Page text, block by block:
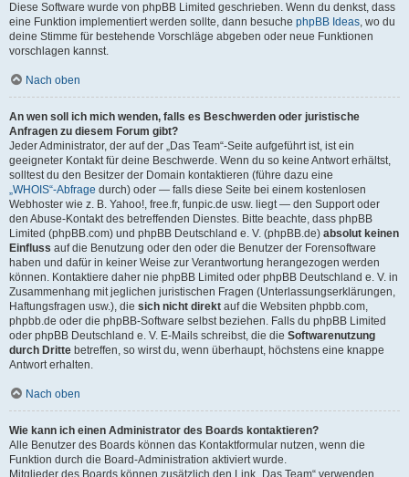
Diese Software wurde von phpBB Limited geschrieben. Wenn du denkst, dass
eine Funktion implementiert werden sollte, dann besuche phpBB Ideas, wo du
deine Stimme für bestehende Vorschläge abgeben oder neue Funktionen
vorschlagen kannst.
Nach oben
An wen soll ich mich wenden, falls es Beschwerden oder juristische
Anfragen zu diesem Forum gibt?
Jeder Administrator, der auf der „Das Team“-Seite aufgeführt ist, ist ein
geeigneter Kontakt für deine Beschwerde. Wenn du so keine Antwort erhältst,
solltest du den Besitzer der Domain kontaktieren (führe dazu eine
„WHOIS“-Abfrage durch) oder — falls diese Seite bei einem kostenlosen
Webhoster wie z. B. Yahoo!, free.fr, funpic.de usw. liegt — den Support oder
den Abuse-Kontakt des betreffenden Dienstes. Bitte beachte, dass phpBB
Limited (phpBB.com) und phpBB Deutschland e. V. (phpBB.de) absolut keinen
Einfluss auf die Benutzung oder den oder die Benutzer der Forensoftware
haben und dafür in keiner Weise zur Verantwortung herangezogen werden
können. Kontaktiere daher nie phpBB Limited oder phpBB Deutschland e. V. in
Zusammenhang mit jeglichen juristischen Fragen (Unterlassungserklärungen,
Haftungsfragen usw.), die sich nicht direkt auf die Websiten phpbb.com,
phpbb.de oder die phpBB-Software selbst beziehen. Falls du phpBB Limited
oder phpBB Deutschland e. V. E-Mails schreibst, die die Softwarenutzung
durch Dritte betreffen, so wirst du, wenn überhaupt, höchstens eine knappe
Antwort erhalten.
Nach oben
Wie kann ich einen Administrator des Boards kontaktieren?
Alle Benutzer des Boards können das Kontaktformular nutzen, wenn die
Funktion durch die Board-Administration aktiviert wurde.
Mitglieder des Boards können zusätzlich den Link „Das Team“ verwenden.